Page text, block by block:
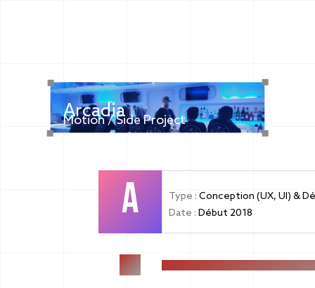
Arcadia
Motion / Side Project
A Type : Conception (UX, UI) &
Date : Début 2018